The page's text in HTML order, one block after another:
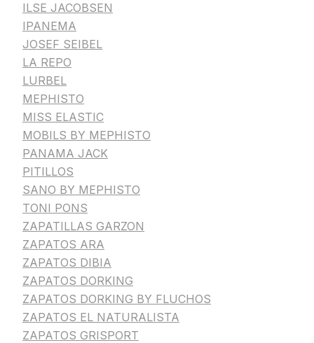
ILSE JACOBSEN
IPANEMA
JOSEF SEIBEL
LA REPO
LURBEL
MEPHISTO
MISS ELASTIC
MOBILS BY MEPHISTO
PANAMA JACK
PITILLOS
SANO BY MEPHISTO
TONI PONS
ZAPATILLAS GARZON
ZAPATOS ARA
ZAPATOS DIBIA
ZAPATOS DORKING
ZAPATOS DORKING BY FLUCHOS
ZAPATOS EL NATURALISTA
ZAPATOS GRISPORT